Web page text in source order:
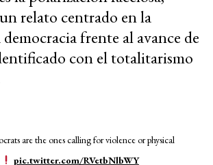
relato centrado en la
democracia frente al avance de
con el totalitarismo
are the ones calling for violence or physical
pic.twitter.com/RVetbNlbWY